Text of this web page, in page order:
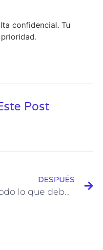
confidencial. Tu
Post
DESPUÉS
Todo lo que debes de saber del Peculado en Ciudad de México